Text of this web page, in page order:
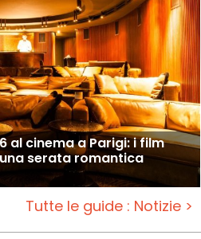
al cinema a Parigi: i film
serata romantica
Tutte le guide : Notizie >